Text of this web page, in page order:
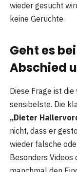
wieder gesucht
keine Gerüchte.
Geht es
Abschied
Diese Frage ist
sensibelste. Die
„Dieter
nicht, dass er
wieder falsche
Besonders